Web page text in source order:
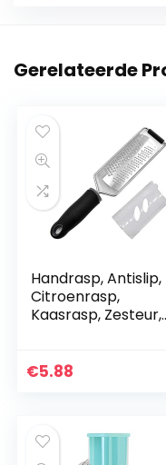
Gerelateerde
Handrasp, Antislip,
Citroenrasp,
Kaasrasp, Zesteur,
rasp, opghangoog,
€5.88